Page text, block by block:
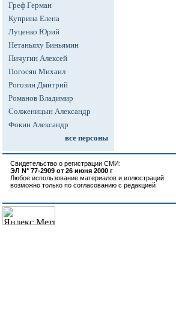
Греф Герман
Куприна Елена
Луценко Юрий
Нетаньяху Биньямин
Пичугин Алексей
Погосян Михаил
Рогозин Дмитрий
Романов Владимир
Солженицын Александр
Фокин Александр
все персоны
Свидетельство о регистрации СМИ:
ЭЛ N° 77-2909 от 26 июня 2000 г
Любое использование материалов и иллюстраций
возможно только по согласованию с редакцией